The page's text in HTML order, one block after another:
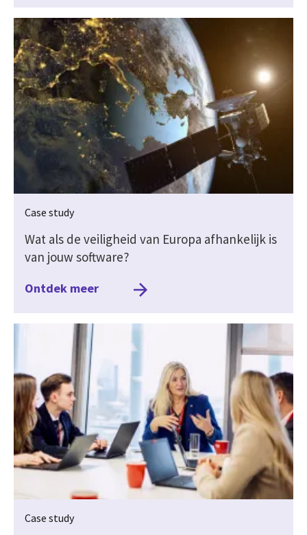
Case study
Wat als de veiligheid van Europa afhankelijk is
van jouw software?
Ontdek meer
Case study